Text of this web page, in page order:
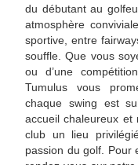
du débutant au
atmosphère
sportive, entre
souffle. Que vous
ou d’une
Tumulus vous
chaque swing est
accueil chaleureux et
club un lieu
passion du golf. Pour